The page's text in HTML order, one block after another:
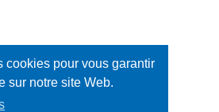
cookies pour vous garantir
sur notre site Web.